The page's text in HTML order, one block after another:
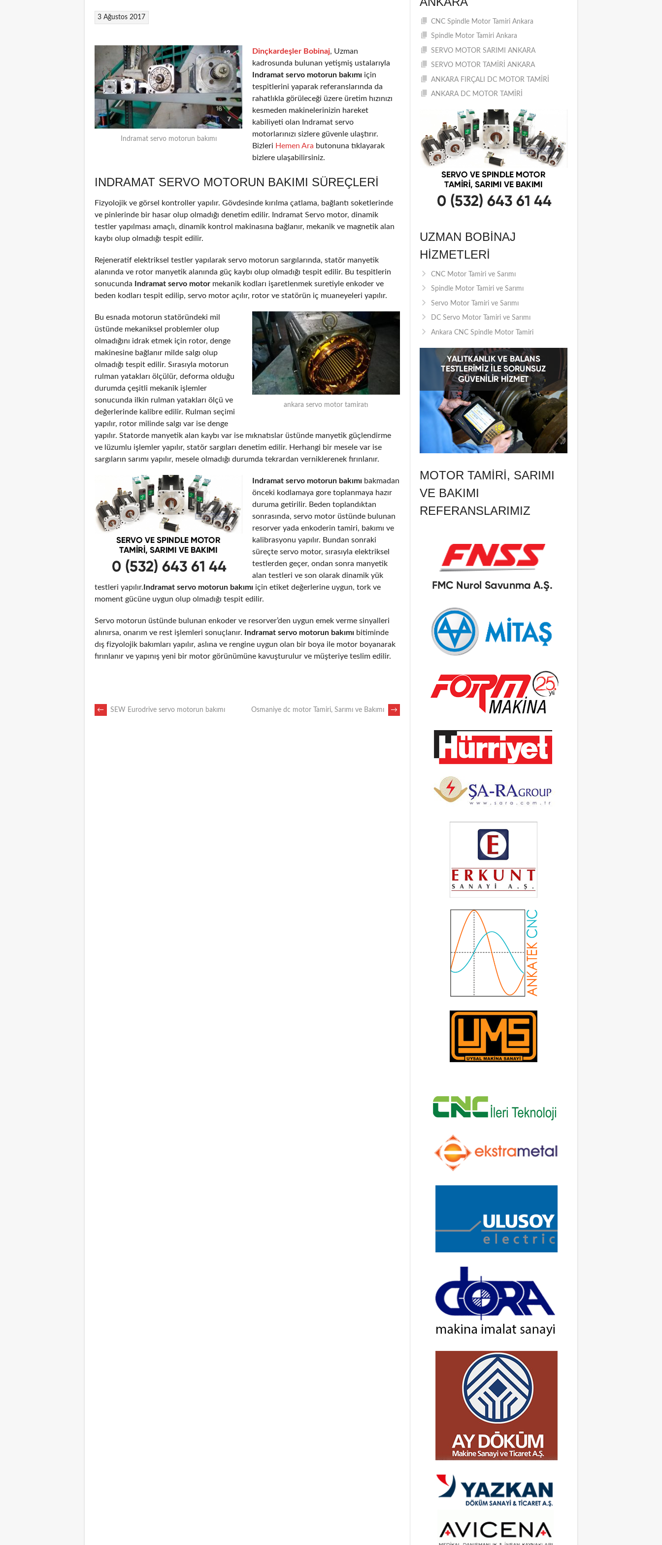
3 Ağustos 2017
Indramat servo motorun bakımı
Dinçkardeşler Bobinaj, Uzman
kadrosunda bulunan yetişmiş ustalarıyla
Indramat servo motorun bakımı için
tespitlerini yaparak referanslarında da
rahatlıkla görüleceği üzere üretim hızınızı
kesmeden makinelerinizin hareket
kabiliyeti olan Indramat servo
motorlarınızı sizlere güvenle ulaştırır.
Bizleri Hemen Ara butonuna tıklayarak
bizlere ulaşabilirsiniz.
INDRAMAT SERVO MOTORUN BAKIMI SÜREÇLERI
Fizyolojik ve görsel kontroller yapılır. Gövdesinde kırılma çatlama, bağlantı soketlerinde
ve pinlerinde bir hasar olup olmadığı denetim edilir. Indramat Servo motor, dinamik
testler yapılması amaçlı, dinamik kontrol makinasına bağlanır, mekanik ve magnetik alan
kaybı olup olmadığı tespit edilir.
Rejeneratif elektriksel testler yapılarak servo motorun sargılarında, statör manyetik
alanında ve rotor manyetik alanında güç kaybı olup olmadığı tespit edilir. Bu tespitlerin
sonucunda Indramat servo motor mekanik kodları işaretlenmek suretiyle enkoder ve
beden kodları tespit edilip, servo motor açılır, rotor ve statörün iç muaneyeleri yapılır.
ankara servo motor tamiratı
Bu esnada motorun statöründeki mil
üstünde mekaniksel problemler olup
olmadığını idrak etmek için rotor, denge
makinesine bağlanır milde salgı olup
olmadığı tespit edilir. Sırasıyla motorun
rulman yatakları ölçülür, deforma olduğu
durumda çeşitli mekanik işlemler
sonucunda ilkin rulman yatakları ölçü ve
değerlerinde kalibre edilir. Rulman seçimi
yapılır, rotor milinde salgı var ise denge
yapılır. Statorde manyetik alan kaybı var ise mıknatıslar üstünde manyetik güçlendirme
ve lüzumlu işlemler yapılır, statör sargıları denetim edilir. Herhangi bir mesele var ise
sargıların sarımı yapılır, mesele olmadığı durumda tekrardan verniklerenek fırınlanır.
Indramat servo motorun bakımı bakmadan
önceki kodlamaya gore toplanmaya hazır
duruma getirilir. Beden toplandıktan
sonrasında, servo motor üstünde bulunan
resorver yada enkoderin tamiri, bakımı ve
kalibrasyonu yapılır. Bundan sonraki
süreçte servo motor, sırasıyla elektriksel
testlerden geçer, ondan sonra manyetik
alan testleri ve son olarak dinamik yük
testleri yapılır.Indramat servo motorun bakımı için etiket değerlerine uygun, tork ve
moment gücüne uygun olup olmadığı tespit edilir.
Servo motorun üstünde bulunan enkoder ve resorver’den uygun emek verme sinyalleri
alınırsa, onarım ve rest işlemleri sonuçlanır. Indramat servo motorun bakımı bitiminde
dış fizyolojik bakımları yapılır, aslına ve rengine uygun olan bir boya ile motor boyanarak
fırınlanır ve yapınış yeni bir motor görünümüne kavuşturulur ve müşteriye teslim edilir.
POST
← SEW Eurodrive servo motorun bakımı Osmaniye dc motor Tamiri, Sarımı ve Bakımı →
CNC Spindle Motor Tamiri Ankara
Spindle Motor Tamiri Ankara
SERVO MOTOR SARIMI ANKARA
SERVO MOTOR TAMİRİ ANKARA
ANKARA FIRÇALI DC MOTOR TAMİRİ
ANKARA DC MOTOR TAMİRİ
UZMAN BOBINAJ
HIZMETLERI
CNC Motor Tamiri ve Sarımı
Spindle Motor Tamiri ve Sarımı
Servo Motor Tamiri ve Sarımı
DC Servo Motor Tamiri ve Sarımı
Ankara CNC Spindle Motor Tamiri
MOTOR TAMIRI, SARIMI
VE BAKIMI
REFERANSLARIMIZ